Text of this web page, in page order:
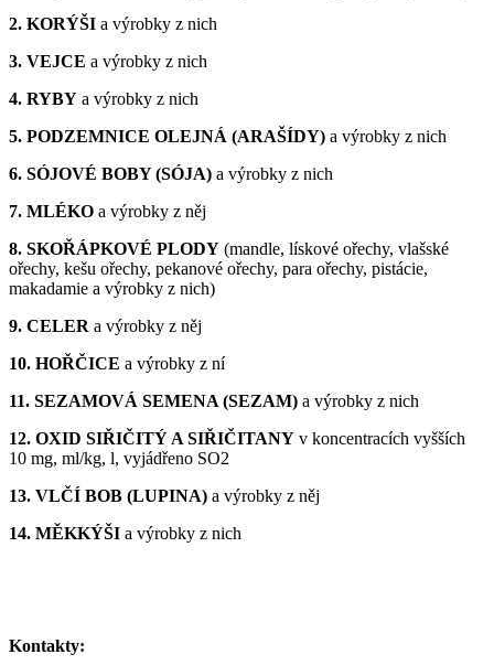
2. KORÝŠI a výrobky z nich
3. VEJCE a výrobky z nich
4. RYBY a výrobky z nich
5. PODZEMNICE OLEJNÁ (ARAŠÍDY) a výrobky z nich
6. SÓJOVÉ BOBY (SÓJA) a výrobky z nich
7. MLÉKO a výrobky z něj
8. SKOŘÁPKOVÉ PLODY (mandle, lískové ořechy, vlašské
ořechy, kešu ořechy, pekanové ořechy, para ořechy, pistácie,
makadamie a výrobky z nich)
9. CELER a výrobky z něj
10. HOŘČICE a výrobky z ní
11. SEZAMOVÁ SEMENA (SEZAM) a výrobky z nich
12. OXID SIŘIČITÝ A SIŘIČITANY v koncentracích vyšších
10 mg, ml/kg, l, vyjádřeno SO2
13. VLČÍ BOB (LUPINA) a výrobky z něj
14. MĚKKÝŠI a výrobky z nich
Kontakty: